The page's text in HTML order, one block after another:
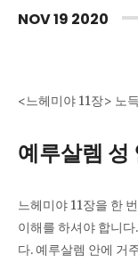
NOV19 2020
<느헤미야 11장> 노
예루살렘 성
느헤미야 11장을 한
이해를 하셔야 합니
다. 예루살렘 안에 거